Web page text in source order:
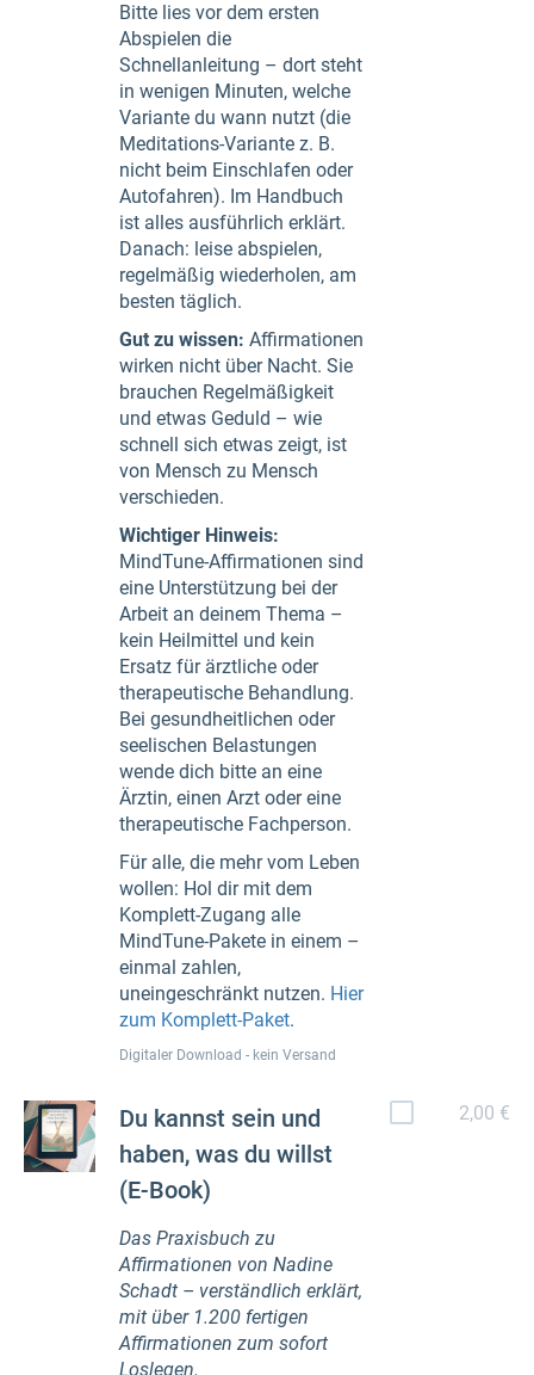
Bitte lies vor dem ersten
Abspielen die
Schnellanleitung – dort steht
in wenigen Minuten, welche
Variante du wann nutzt (die
Meditations-Variante z. B.
nicht beim Einschlafen oder
Autofahren). Im Handbuch
ist alles ausführlich erklärt.
Danach: leise abspielen,
regelmäßig wiederholen, am
besten täglich.
Gut zu wissen: Affirmationen
wirken nicht über Nacht. Sie
brauchen Regelmäßigkeit
und etwas Geduld – wie
schnell sich etwas zeigt, ist
von Mensch zu Mensch
verschieden.
Wichtiger Hinweis:
MindTune-Affirmationen sind
eine Unterstützung bei der
Arbeit an deinem Thema –
kein Heilmittel und kein
Ersatz für ärztliche oder
therapeutische Behandlung.
Bei gesundheitlichen oder
seelischen Belastungen
wende dich bitte an eine
Ärztin, einen Arzt oder eine
therapeutische Fachperson.
Für alle, die mehr vom Leben
wollen: Hol dir mit dem
Komplett-Zugang alle
MindTune-Pakete in einem –
einmal zahlen,
uneingeschränkt nutzen. Hier
zum Komplett-Paket.
Digitaler Download - kein Versand
Du kannst sein und
haben, was du willst
(E-Book)
Das Praxisbuch zu
Affirmationen von Nadine
Schadt – verständlich erklärt,
mit über 1.200 fertigen
Affirmationen zum sofort
Loslegen.
2,00 €